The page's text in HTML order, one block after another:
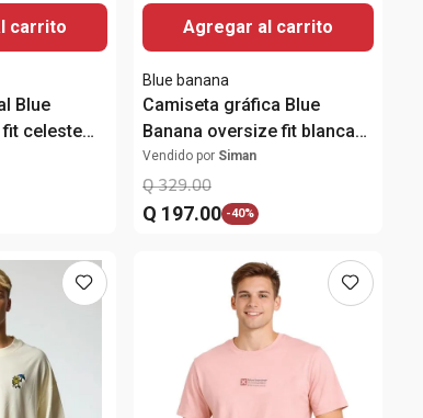
carrito
Blue
fit celeste
hombre
Agregar al carrito
Blue banana
Camiseta gráfica Blue
Banana oversize fit blanca
para hombre
Vendido por Siman
Q 329.00
Q 197.00 -40%